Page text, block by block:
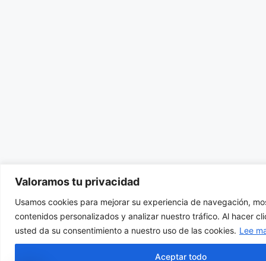
Valoramos tu privacidad
Usamos cookies para mejorar su experiencia de navegación,
contenidos personalizados y analizar nuestro tráfico. Al hacer
usted da su consentimiento a nuestro uso de las cookies. Lee
Aceptar todo